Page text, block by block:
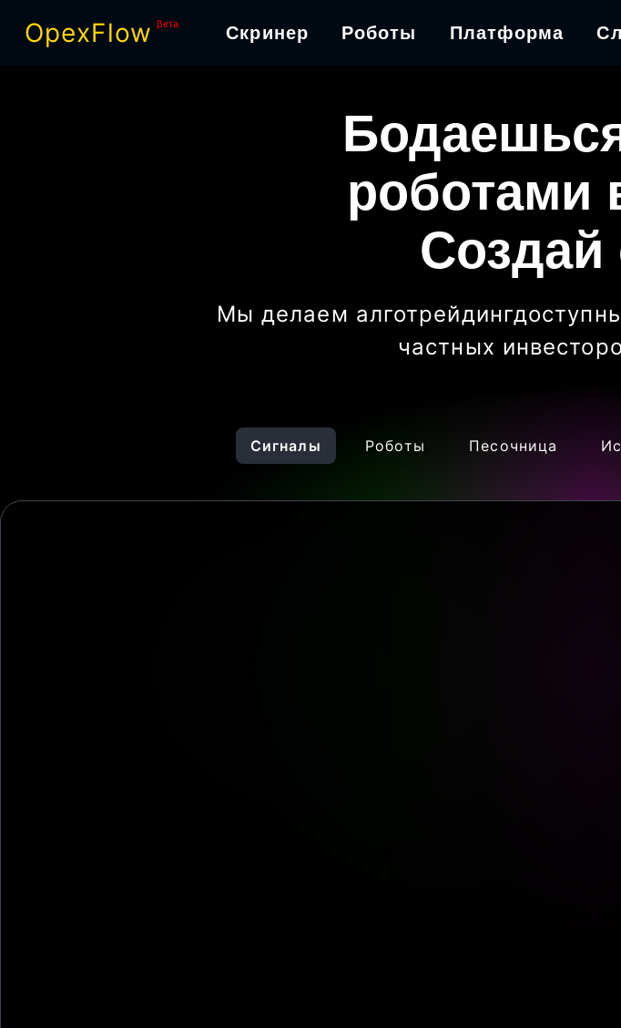
OpexFlow βeta Скринер Роботы Платформа
роботами
Создай
Мы делаем алготрейдинг
частных
Сигналы Роботы Песочница